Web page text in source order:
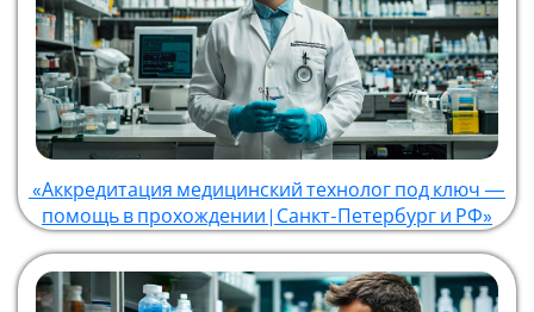
«Аккредитация медицинский технолог под ключ —
помощь в прохождении | Санкт-Петербург и РФ»